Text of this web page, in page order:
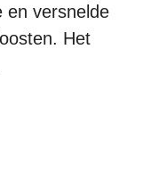
en versnelde
Het